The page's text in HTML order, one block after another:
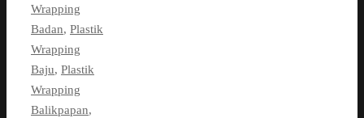
Wrapping
Badan, Plastik
Wrapping
Baju, Plastik
Wrapping
Balikpapan,